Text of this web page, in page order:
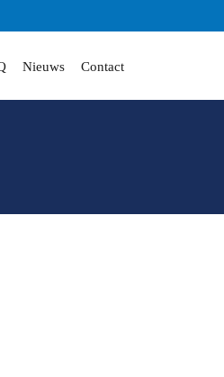
Nieuws Contact